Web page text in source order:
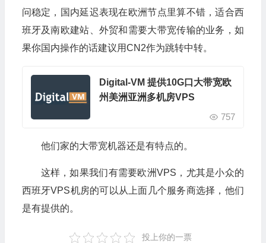
问稳定，国内延迟表现在欧洲节点里算不错，适合西
班牙及南欧建站、外贸和需要大带宽传输的业务，如
果你国内操作的话建议用CN2作为跳转中转。
Digital-VM 提供10G口大带宽欧
州美洲亚洲多机房VPS
757
他们家的大带宽机器还是有特点的。
这样，如果我们有需要欧洲VPS，尤其是小众的
西班牙VPS机房的可以从上面几个服务商选择，他们
是有提供的。
投上你的一票